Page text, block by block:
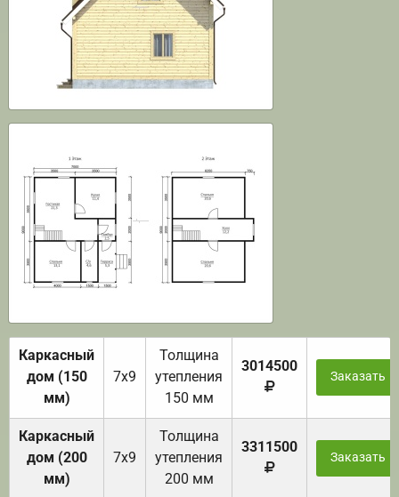
Каркасный
дом (150
мм)
7х9
Толщина
утепления
150 мм
3014500
Заказать
Каркасный
дом (200
мм)
7х9
Толщина
утепления
200 мм
3311500
Заказать